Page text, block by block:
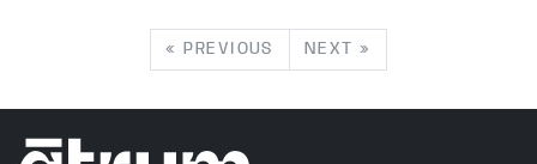
« PREVIOUS NEXT »